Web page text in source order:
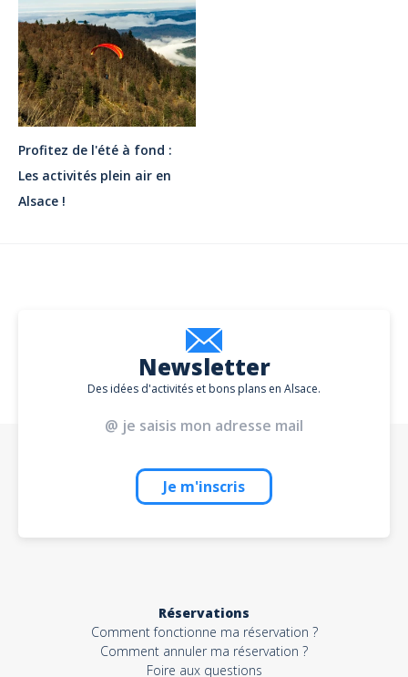
Profitez de l'été à fond :
Les activités plein air en
Alsace !
Newsletter
Des idées d'activités et bons plans en Alsace.
Je m'inscris
Réservations
Comment fonctionne ma réservation ?
Comment annuler ma réservation ?
Foire aux questions